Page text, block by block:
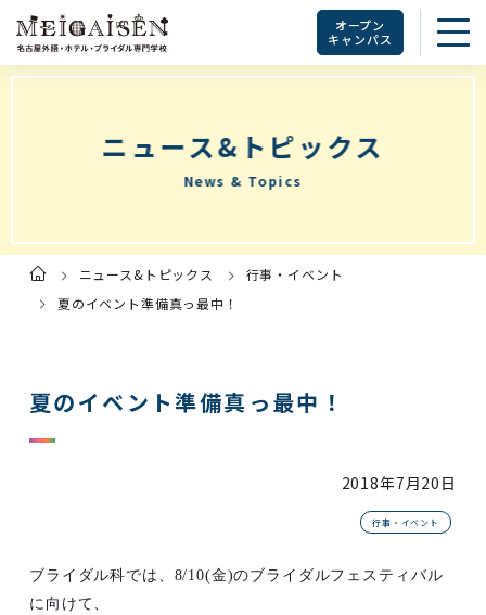
オープン
キャンパス
ニュース&トピックス
News & Topics
ト
プ
ペ
ニュース&トピックス
行事・イベント
夏のイベント準備真っ最中！
夏のイベント準備真っ最中！
2018年7月20日
行事・イベント
ブライダル科では、 8/10(金)のブライダルフェスティバル
に向けて、